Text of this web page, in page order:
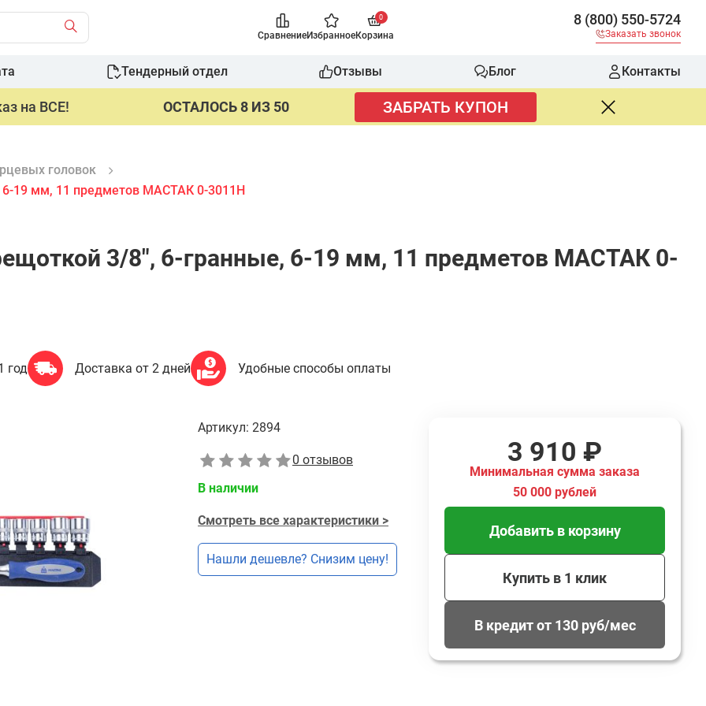
СравнениеИзбранное
0
Корзина
8 (800) 550-5724
Заказать звонок
Тендерный отдел Отзывы Блог Контакты
на ВСЕ! ОСТАЛОСЬ 8 ИЗ 50 ЗАБРАТЬ КУПОН
головок
6-19 мм, 11 предметов МАСТАК 0-3011H
3/8", 6-гранные, 6-19 мм, 11 предметов МАСТАК 0-
год Доставка от 2 дней Удобные способы оплаты
Артикул: 2894
0 отзывов
В наличии
Смотреть все характеристики >
Нашли дешевле? Снизим цену!
3 910 ₽
Минимальная сумма заказа
50 000 рублей
Добавить в корзину
Купить в 1 клик
В кредит от 130 руб/мес